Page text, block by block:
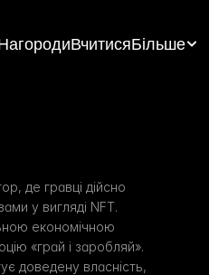
ВчитисяБільше
де гравці дійсно
у вигляді NFT.
економічною
«грай і заробляй».
доведену власність,